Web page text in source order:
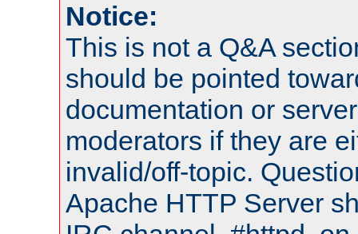
Notice:
This is not a Q&A
should be pointed
documentation or
moderators if they are
invalid/off-topic.
Apache HTTP Server